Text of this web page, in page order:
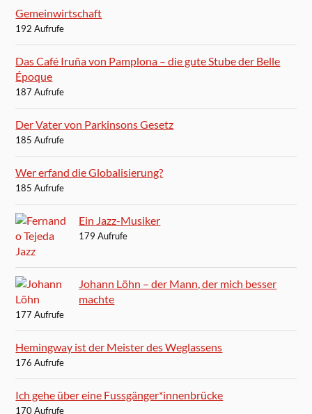
Gemeinwirtschaft
192 Aufrufe
Das Café Iruña von Pamplona – die gute Stube der Belle
Époque
187 Aufrufe
Der Vater von Parkinsons Gesetz
185 Aufrufe
Wer erfand die Globalisierung?
185 Aufrufe
Ein Jazz-Musiker
179 Aufrufe
Johann Löhn – der Mann, der mich besser
machte
177 Aufrufe
Hemingway ist der Meister des Weglassens
176 Aufrufe
Ich gehe über eine Fussgänger*innenbrücke
170 Aufrufe